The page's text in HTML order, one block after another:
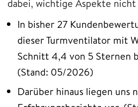
dabei, wichtige Aspekte nicht
In bisher 27
dieser Turmventilator mit
Schnitt 4,4 von 5 Sternen
(Stand: 05/2026)
Darüber hinaus liegen uns